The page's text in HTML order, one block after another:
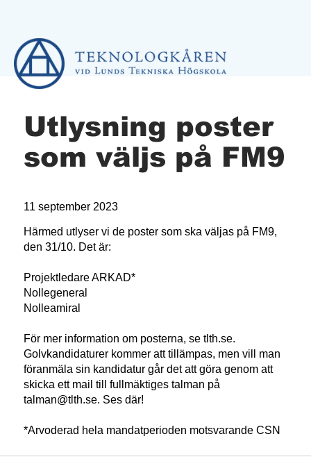
Utlysning poster
som väljs på FM9
11 september 2023
Härmed utlyser vi de poster som ska väljas på FM9,
den 31/10. Det är:
Projektledare ARKAD*
Nollegeneral
Nolleamiral
För mer information om posterna, se tlth.se.
Golvkandidaturer kommer att tillämpas, men vill man
föranmäla sin kandidatur går det att göra genom att
skicka ett mail till fullmäktiges talman på
talman@tlth.se. Ses där!
*Arvoderad hela mandatperioden motsvarande CSN